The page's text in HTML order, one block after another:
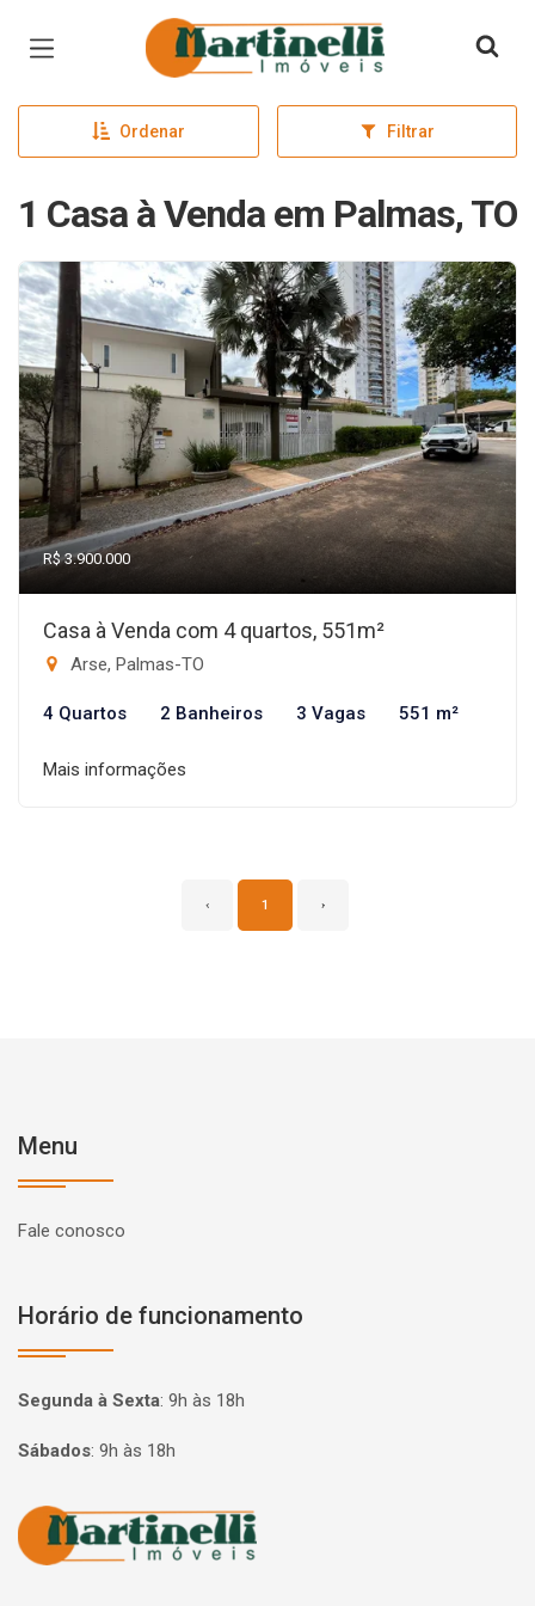
Página inicial
Ordenar Filtrar
1 Casa à Venda em Palmas, TO
R$ 3.900.000
Casa à Venda com 4 quartos, 551m²
Arse, Palmas-TO
4 Quartos 2 Banheiros 3 Vagas 551 m²
Mais informações
‹ 1 ›
Menu
Fale conosco
Horário de funcionamento
Segunda à Sexta: 9h às 18h
Sábados: 9h às 18h
Página inicial